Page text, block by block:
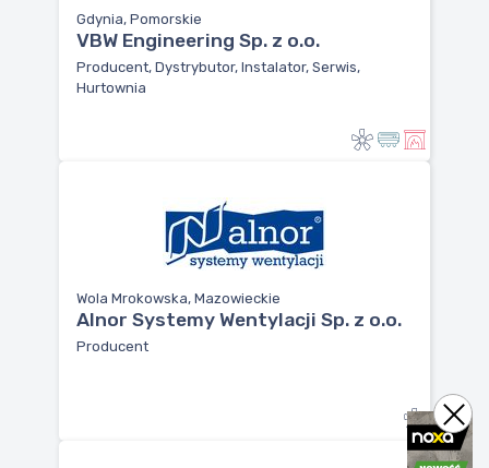
Gdynia, Pomorskie
VBW Engineering Sp. z o.o.
Producent, Dystrybutor, Instalator, Serwis,
Hurtownia
Wola Mrokowska, Mazowieckie
Alnor Systemy Wentylacji Sp. z o.o.
Producent